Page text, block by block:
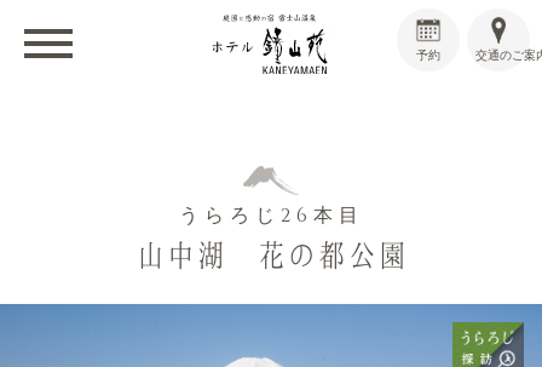
交通のご案
予約
うらろじ 26 本目
山中湖 花の都公園